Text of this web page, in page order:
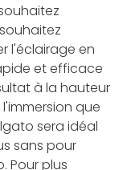
l'éclairage en
et efficace
à la hauteur
que
sera idéal
sans pour
Pour plus